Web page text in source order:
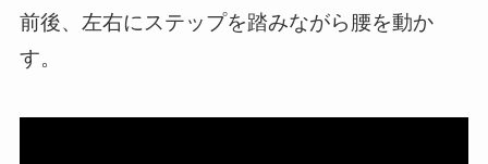
前後、左右にステップを踏みながら腰を動か
す。